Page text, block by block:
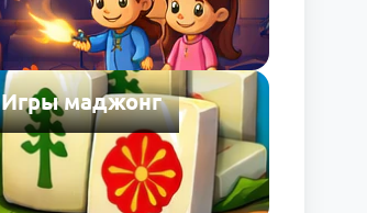
Игры маджонг